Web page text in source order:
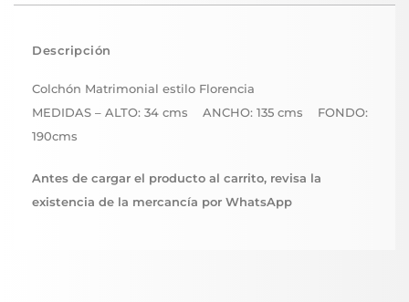
Descripción
Colchón Matrimonial estilo Florencia
MEDIDAS – ALTO: 34 cms ANCHO: 135 cms FONDO:
190cms
Antes de cargar el producto al carrito, revisa la
existencia de la mercancía por WhatsApp